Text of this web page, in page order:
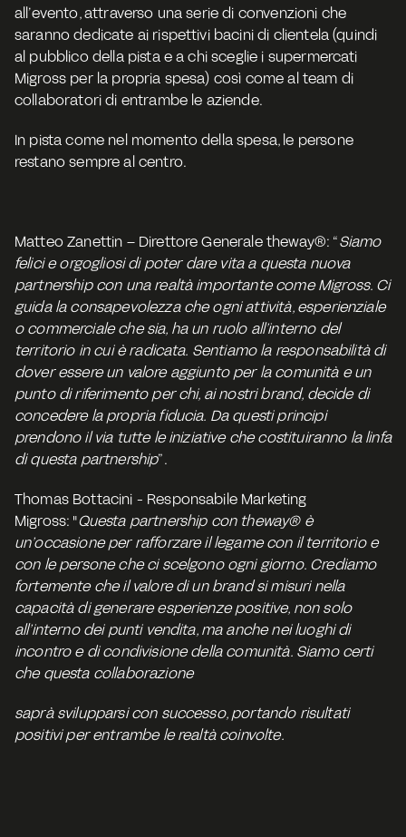
all’evento, attraverso una serie di convenzioni che
saranno dedicate ai rispettivi bacini di clientela (quindi
al pubblico della pista e a chi sceglie i supermercati
Migross per la propria spesa) così come al team di
collaboratori di entrambe le aziende.
In pista come nel momento della spesa, le persone
restano sempre al centro.
Matteo Zanettin – Direttore Generale theway®: “Siamo
felici e orgogliosi di poter dare vita a questa nuova
partnership con una realtà importante come Migross. Ci
guida la consapevolezza che ogni attività, esperienziale
o commerciale che sia, ha un ruolo all’interno del
territorio in cui è radicata. Sentiamo la responsabilità di
dover essere un valore aggiunto per la comunità e un
punto di riferimento per chi, ai nostri brand, decide di
concedere la propria fiducia. Da questi principi
prendono il via tutte le iniziative che costituiranno la linfa
di questa partnership”.
Thomas Bottacini - Responsabile Marketing
Migross: "Questa partnership con theway® è
un’occasione per rafforzare il legame con il territorio e
con le persone che ci scelgono ogni giorno. Crediamo
fortemente che il valore di un brand si misuri nella
capacità di generare esperienze positive, non solo
all’interno dei punti vendita, ma anche nei luoghi di
incontro e di condivisione della comunità. Siamo certi
che questa collaborazione
saprà svilupparsi con successo, portando risultati
positivi per entrambe le realtà coinvolte.